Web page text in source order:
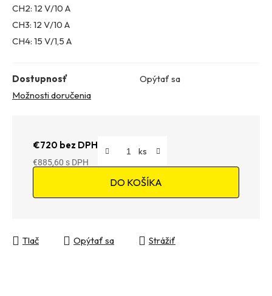
CH2: 12 V/10 A
CH3: 12 V/10 A
CH4: 15 V/1,5 A
Dostupnosť
Opýtať sa
Možnosti doručenia
€720 bez DPH
€885,60
DO KOŠÍKA
Tlač Opýtať sa Strážiť